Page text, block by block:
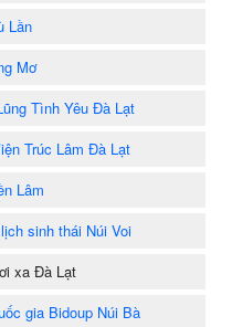
Lần
Mơ
Tình Yêu Đà Lạt
Trúc Lâm Đà Lạt
Lâm
sinh thái Núi Voi
xa Đà Lạt
gia Bidoup Núi Bà